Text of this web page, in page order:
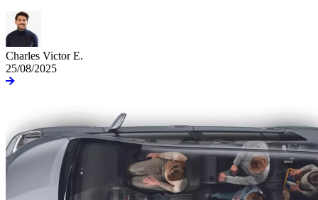
Charles Victor E.
25/08/2025